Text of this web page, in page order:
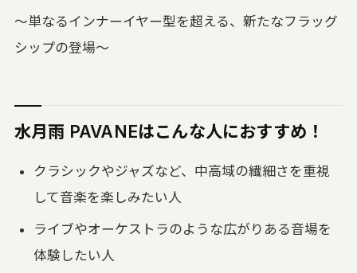
ルック
LUT 33 本｜ブラウザで適用・DaVinci 用
変換 (無料)｜ジャケット・サムネイルを規
おりに
〜単なるインナーイヤー型を超える、新たなフラッグ
シップの登場〜
水月雨 PAVANEはこんな人におすすめ！
クラシックやジャズなど、中高域の繊細さを重視
して音楽を楽しみたい人
ライブやオーケストラのような広がりある音場を
体験したい人